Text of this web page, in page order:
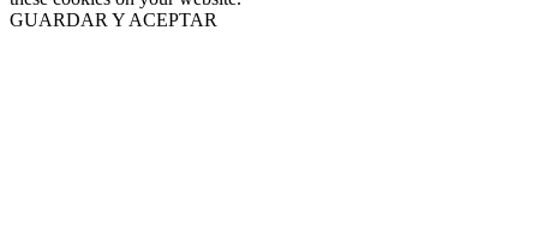
GUARDAR Y ACEPTAR